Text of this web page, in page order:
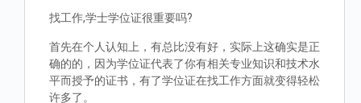
找工作,学士学位证很重要吗?
首先在个人认知上，有总比没有好，实际上这确实是正
确的的，因为学位证代表了你有相关专业知识和技术水
平而授予的证书，有了学位证在找工作方面就变得轻松
许多了。